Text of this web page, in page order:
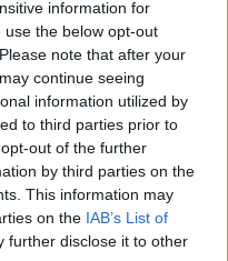
information for
the below opt-out
note that after your
continue seeing
information utilized by
to third parties prior to
out of the further
by third parties on the
This information may
on the IAB’s List of
further disclose it to other
Under Siege